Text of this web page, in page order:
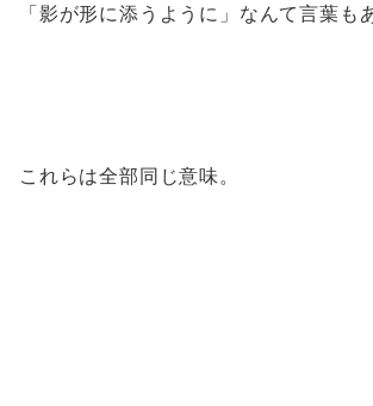
「影が形に添うように」なんて言葉も
これらは全部同じ意味。